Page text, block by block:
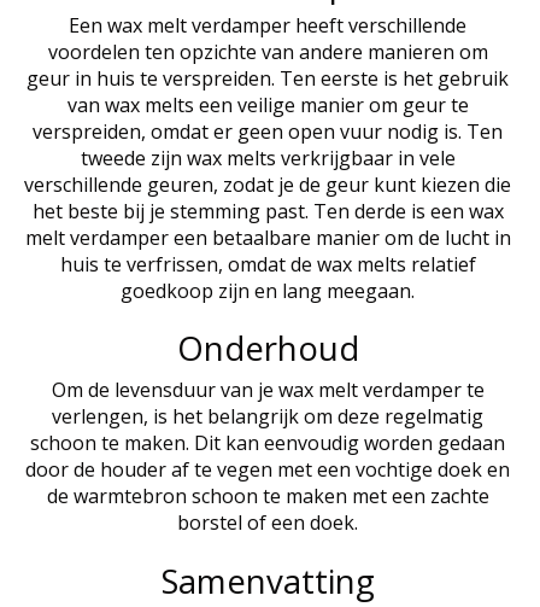
Een wax melt verdamper heeft verschillende
voordelen ten opzichte van andere manieren om
geur in huis te verspreiden. Ten eerste is het gebruik
van wax melts een veilige manier om geur te
verspreiden, omdat er geen open vuur nodig is. Ten
tweede zijn wax melts verkrijgbaar in vele
verschillende geuren, zodat je de geur kunt kiezen die
het beste bij je stemming past. Ten derde is een wax
melt verdamper een betaalbare manier om de lucht in
huis te verfrissen, omdat de wax melts relatief
goedkoop zijn en lang meegaan.
Onderhoud
Om de levensduur van je wax melt verdamper te
verlengen, is het belangrijk om deze regelmatig
schoon te maken. Dit kan eenvoudig worden gedaan
door de houder af te vegen met een vochtige doek en
de warmtebron schoon te maken met een zachte
borstel of een doek.
Samenvatting